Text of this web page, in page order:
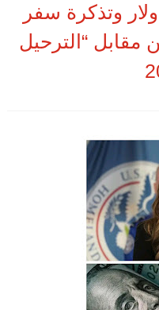
تعرض 3000 دولار وتذكرة سفر
مقابل “الترحيل